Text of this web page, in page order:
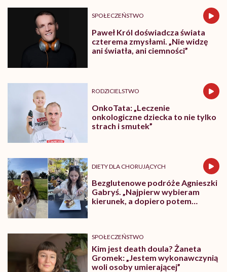
SPOŁECZEŃSTWO
Paweł Król doświadcza świata
czterema zmysłami. „Nie widzę
ani światła, ani ciemności”
RODZICIELSTWO
OnkoTata: „Leczenie
onkologiczne dziecka to nie tylko
strach i smutek”
DIETY DLA CHORUJĄCYCH
Bezglutenowe podróże Agnieszki
Gabryś. „Najpierw wybieram
kierunek, a dopiero potem
SPOŁECZEŃSTWO
Kim jest death doula? Żaneta
Gromek: „Jestem wykonawczynią
woli osoby umierającej”